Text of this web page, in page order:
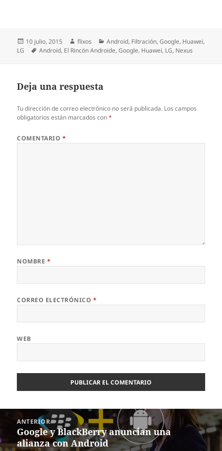
Publicado
10 julio, 2015 Autor
flixos Categorías
Android, Filtración,Google, Huawei,
LG
Etiquetas
Android, El Rincón Androide,Google, Huawei, LG, Nexus
Deja una respuesta
Tu dirección de correo electrónico no será publicada. Los campos
obligatorios están marcados con*
COMENTARIO *
NOMBRE *
CORREO ELECTRÓNICO *
WEB
Navegación
entradas
ANTERIOR
Entrada
anterior:
Google y BlackBerry anuncian una
alianza con Android